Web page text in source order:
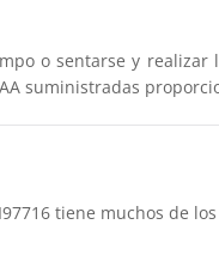
o sentarse y
suministradas
tiene muchos de